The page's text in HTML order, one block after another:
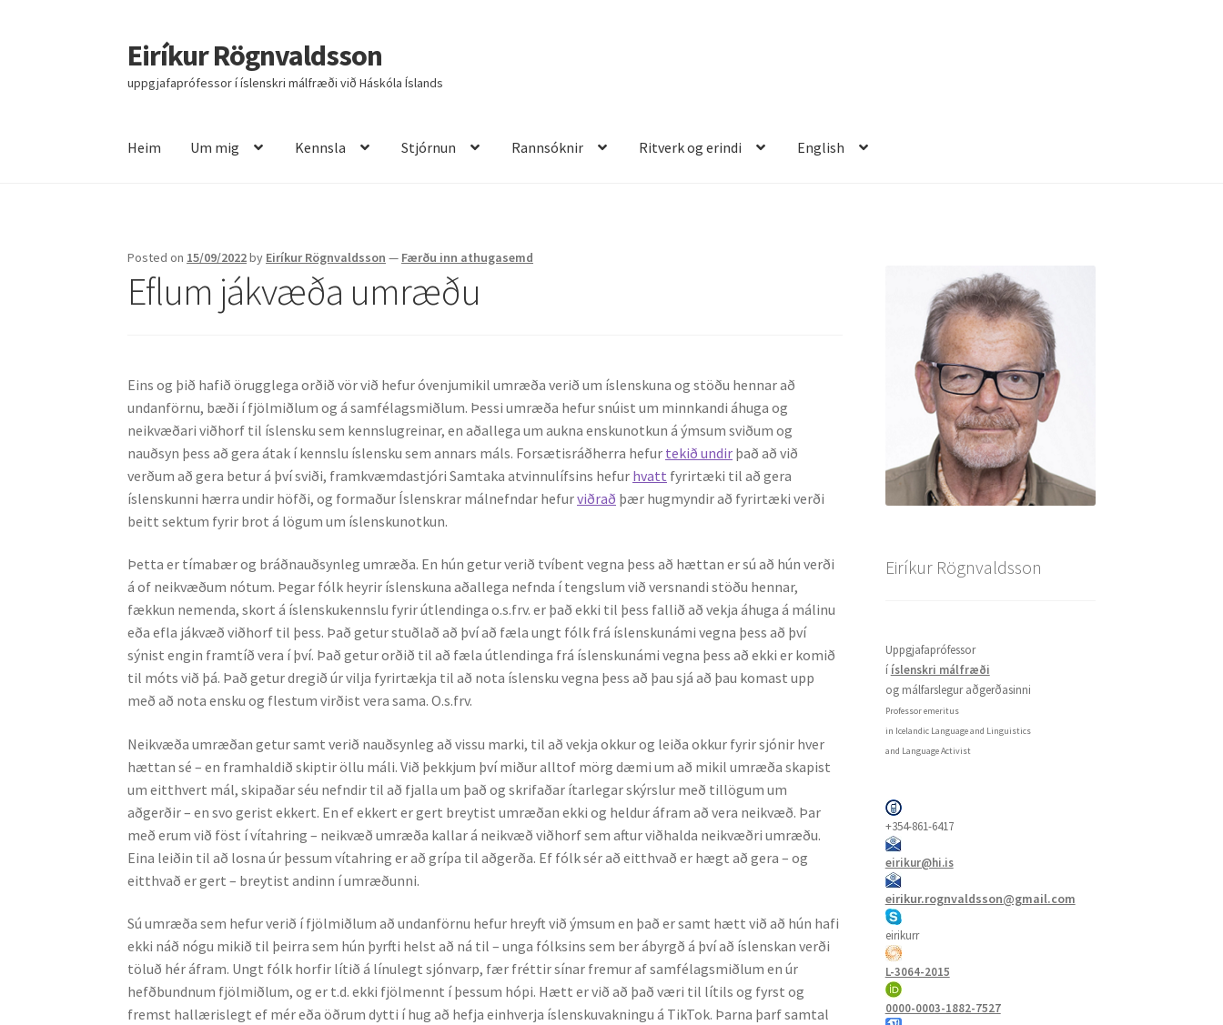
Fara
beint
í
Hoppa
yfir
í
Eiríkur Rögnvaldsson
uppgjafaprófessor í íslenskri málfræði við Háskóla Íslands
Heim Um mig Kennsla Stjórnun Rannsóknir Ritverk og erindi English
Posted on 15/09/2022by Eiríkur Rögnvaldsson — Færðu inn athugasemd
Eflum jákvæða umræðu
Eins og þið hafið örugglega orðið vör við hefur óvenjumikil umræða verið um íslenskuna og stöðu hennar að
undanförnu, bæði í fjölmiðlum og á samfélagsmiðlum. Þessi umræða hefur snúist um minnkandi áhuga og
neikvæðari viðhorf til íslensku sem kennslugreinar, en aðallega um aukna enskunotkun á ýmsum sviðum og
nauðsyn þess að gera átak í kennslu íslensku sem annars máls. Forsætisráðherra hefur tekið undir það að við
verðum að gera betur á því sviði, framkvæmdastjóri Samtaka atvinnulífsins hefur hvatt fyrirtæki til að gera
íslenskunni hærra undir höfði, og formaður Íslenskrar málnefndar hefurviðrað þær hugmyndir að fyrirtæki verði
beitt sektum fyrir brot á lögum um íslenskunotkun.
Þetta er tímabær og bráðnauðsynleg umræða. En hún getur verið tvíbent vegna þess að hættan er sú að hún verði
á of neikvæðum nótum. Þegar fólk heyrir íslenskuna aðallega nefnda í tengslum við versnandi stöðu hennar,
fækkun nemenda, skort á íslenskukennslu fyrir útlendinga o.s.frv. er það ekki til þess fallið að vekja áhuga á málinu
eða efla jákvæð viðhorf til þess. Það getur stuðlað að því að fæla ungt fólk frá íslenskunámi vegna þess að því
sýnist engin framtíð vera í því. Það getur orðið til að fæla útlendinga frá íslenskunámi vegna þess að ekki er komið
til móts við þá. Það getur dregið úr vilja fyrirtækja til að nota íslensku vegna þess að þau sjá að þau komast upp
með að nota ensku og flestum virðist vera sama. O.s.frv.
Neikvæða umræðan getur samt verið nauðsynleg að vissu marki, til að vekja okkur og leiða okkur fyrir sjónir hver
hættan sé – en framhaldið skiptir öllu máli. Við þekkjum því miður alltof mörg dæmi um að mikil umræða skapist
um eitthvert mál, skipaðar séu nefndir til að fjalla um það og skrifaðar ítarlegar skýrslur með tillögum um
aðgerðir – en svo gerist ekkert. En ef ekkert er gert breytist umræðan ekki og heldur áfram að vera neikvæð. Þar
með erum við föst í vítahring – neikvæð umræða kallar á neikvæð viðhorf sem aftur viðhalda neikvæðri umræðu.
Eina leiðin til að losna úr þessum vítahring er að grípa til aðgerða. Ef fólk sér að eitthvað er hægt að gera – og
eitthvað er gert – breytist andinn í umræðunni.
Sú umræða sem hefur verið í fjölmiðlum að undanförnu hefur hreyft við ýmsum en það er samt hætt við að hún hafi
ekki náð nógu mikið til þeirra sem hún þyrfti helst að ná til – unga fólksins sem ber ábyrgð á því að íslenskan verði
töluð hér áfram. Ungt fólk horfir lítið á línulegt sjónvarp, fær fréttir sínar fremur af samfélagsmiðlum en úr
hefðbundnum fjölmiðlum, og er t.d. ekki fjölmennt í þessum hópi. Hætt er við að það væri til lítils og fyrst og
fremst hallærislegt ef mér eða öðrum dytti í hug að hefja einhverja íslenskuvakningu á TikTok. Þarna þarf samtal
Eiríkur Rögnvaldsson
Uppgjafaprófessor
í íslenskri málfræði
og málfarslegur aðgerðasinni
Professor emeritus
in Icelandic Language and Linguistics
and Language Activist
+354-861-6417
eirikur@hi.is
eirikur.rognvaldsson@gmail.com
eirikurr
L-3064-2015
0000-0003-1882-7527